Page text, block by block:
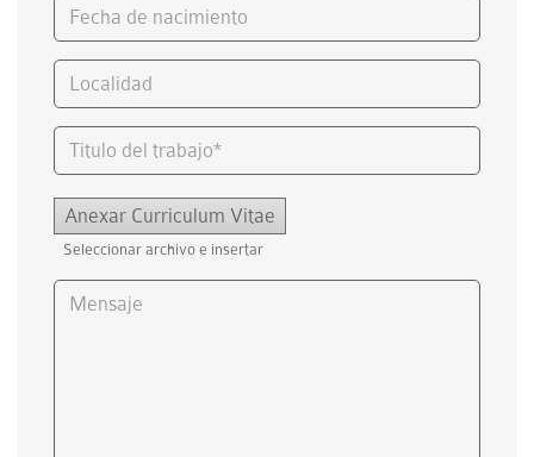
Anexar Curriculum Vitae
Seleccionar archivo e insertar